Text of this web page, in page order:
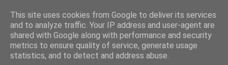
This site uses cookies from Google to deliver its services
and to analyze traffic. Your IP address and user-agent are
shared with Google along with performance and security
metrics to ensure quality of service, generate usage
statistics, and to detect and address abuse.